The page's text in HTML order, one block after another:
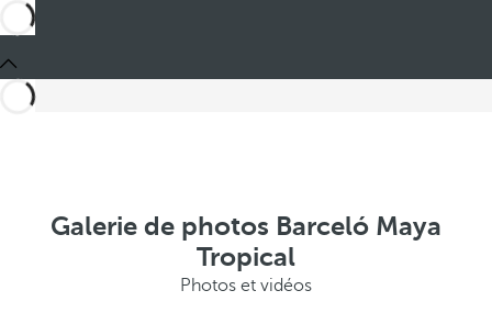
Galerie de photos Barceló Maya
Tropical
Photos et vidéos